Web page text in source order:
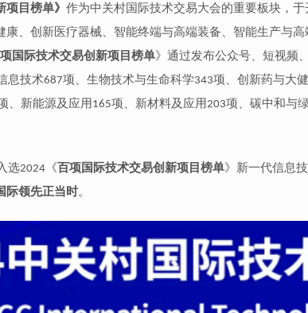
项目榜单》 作为中关村国际技术交易大会的重要板块，于
康、创新医疗器械、智能终端与高端装备、智能生产与
国际技术交易创新项目榜单》 通过发布公众号、短视频
息技术687项、生物技术与生命科学343项、创新药与大
、新能源及应用 165项、新材料及应用203项、碳中和与
选2024 《百项国际技术交易创新项目榜单》 新一代信息
际领先正当时。